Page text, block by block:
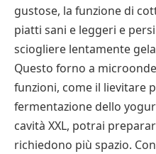
gustose, la funzione di
piatti sani e leggeri e
sciogliere lentamente
Questo forno a
funzioni, come il lievitare
fermentazione dello
cavità XXL, potrai
richiedono più spazio.